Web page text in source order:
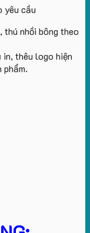
thú nhồi bông theo
thêu logo hiện